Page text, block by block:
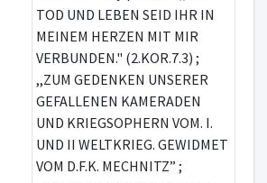
TOD UND LEBEN SEID IHR IN
MEINEM HERZEN MIT MIR
VERBUNDEN." (2.KOR.7.3) ;
,,ZUM GEDENKEN UNSERER
GEFALLENEN KAMERADEN
UND KRIEGSOPHERN VOM. I.
UND II WELTKRIEG. GEWIDMET
VOM D.F.K. MECHNITZ” ;